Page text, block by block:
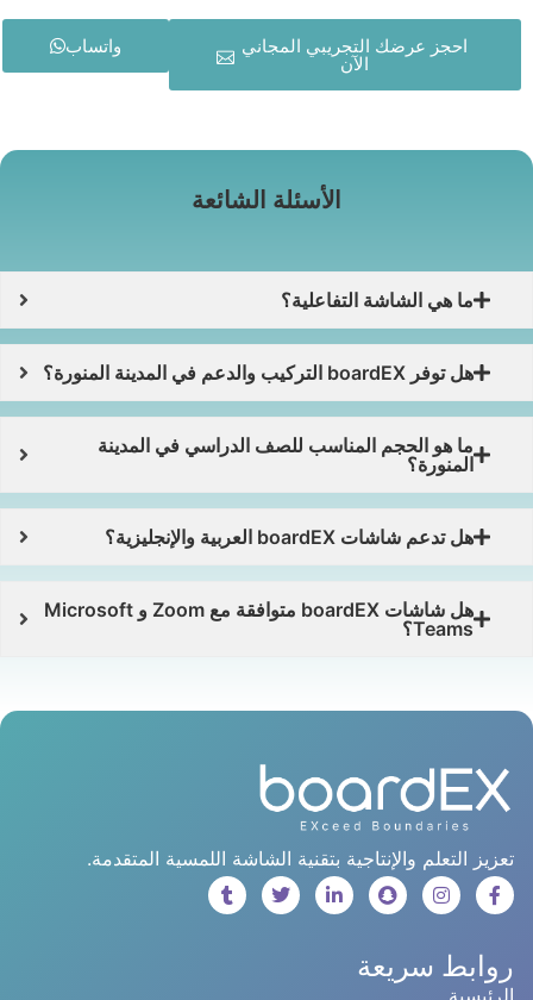
احجز عرضك التجريبي المجاني
الآن
واتساب
الأسئلة الشائعة
ما هي الشاشة التفاعلية؟
هل توفر boardEX التركيب والدعم في المدينة المنورة؟
ما هو الحجم المناسب للصف الدراسي في المدينة
المنورة؟
هل تدعم شاشات boardEX العربية والإنجليزية؟
هل شاشات boardEX متوافقة مع Zoom و Microsoft
Teams؟
تعزيز التعلم والإنتاجية بتقنية الشاشة اللمسية المتقدمة.
روابط سريعة